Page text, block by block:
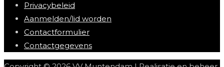
Privacybeleid
Aanmelden/lid worden
Contactformulier
Contactgegevens